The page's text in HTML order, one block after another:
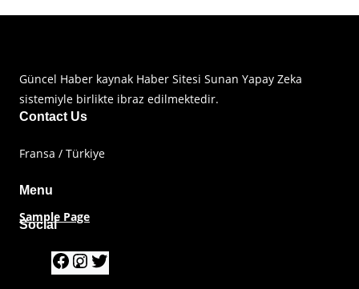
Güncel Haber kaynak Haber Sitesi Sunan Yapay Zeka
sistemiyle birlikte ibraz edilmektedir.
Contact Us
Fransa / Türkiye
Menu
Sample Page
Social
F
a
n
w